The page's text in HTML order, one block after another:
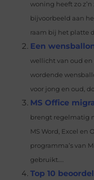
woning heeft zo
bijvoorbeeld aan
raam bij het platte
Een
wellicht van oud
wordende
voor jong en oud,
MS Office
brengt regelmatig
MS Word, Excel en
programma’s van
gebruikt....
Top 10